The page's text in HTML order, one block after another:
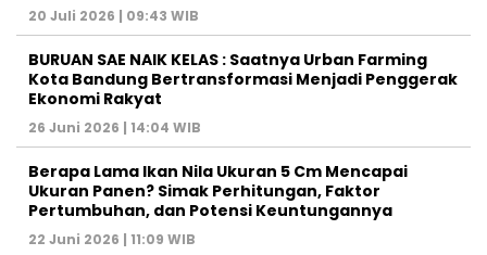
20 Juli 2026 | 09:43 WIB
BURUAN SAE NAIK KELAS : Saatnya Urban Farming
Kota Bandung Bertransformasi Menjadi Penggerak
Ekonomi Rakyat
26 Juni 2026 | 14:04 WIB
Berapa Lama Ikan Nila Ukuran 5 Cm Mencapai
Ukuran Panen? Simak Perhitungan, Faktor
Pertumbuhan, dan Potensi Keuntungannya
22 Juni 2026 | 11:09 WIB